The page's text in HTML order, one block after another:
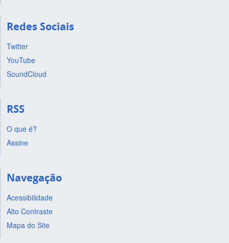
Redes Sociais
Twitter
YouTube
SoundCloud
RSS
O que é?
Assine
Navegação
Acessibilidade
Alto Contraste
Mapa do Site